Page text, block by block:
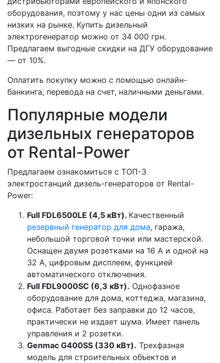
оборудования, поэтому у нас цены одни из самых
низких на рынке. Купить дизельный
электрогенератор можно от 34 000 грн.
Предлагаем выгодные скидки на ДГУ оборудование
— от 10%.
Оплатить покупку можно с помощью онлайн-
банкинга, перевода на счет, наличными деньгами.
Популярные модели
дизельных генераторов
от Rental-Power
Предлагаем ознакомиться с ТОП-3
электростанций дизель-генераторов от Rental-
Power:
Full FDL6500LE (4,5 кВт). Качественный
резервный генератор для дома, гаража,
небольшой торговой точки или мастерской.
Оснащен двумя розетками на 16 А и одной на
32 А, цифровым дисплеем, функцией
автоматического отключения.
Full FDL9000SC (6,3 кВт). Однофазное
оборудование для дома, коттеджа, магазина,
офиса. Работает без заправки до 12 часов,
практически не издает шума. Имеет панель
управления и 2 розетки.
Genmac G400SS (330 кВт). Трехфазная
модель для строительных объектов и